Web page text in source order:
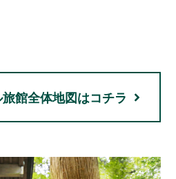
館全体地図はコチラ